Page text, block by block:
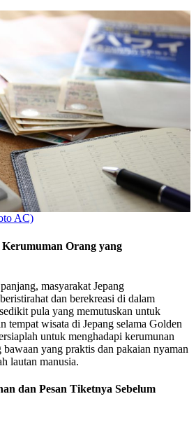
AC)
Orang yang
masyarakat Jepang
dan berekreasi di dalam
pula yang memutuskan untuk
tempat wisata di Jepang selama Golden
untuk menghadapi kerumunan
yang praktis dan pakaian nyaman
lautan manusia.
dan Pesan Tiketnya Sebelum